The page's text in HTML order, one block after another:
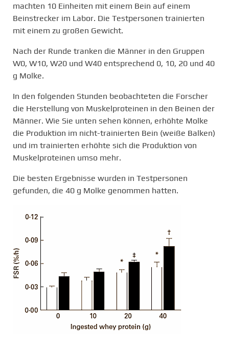
machten 10 Einheiten mit einem Bein auf einem
Beinstrecker im Labor. Die Testpersonen trainierten
mit einem zu großen Gewicht.
Nach der Runde tranken die Männer in den Gruppen
W0, W10, W20 und W40 entsprechend 0, 10, 20 und 40
g Molke.
In den folgenden Stunden beobachteten die Forscher
die Herstellung von Muskelproteinen in den Beinen der
Männer. Wie Sie unten sehen können, erhöhte Molke
die Produktion im nicht-trainierten Bein (weiße Balken)
und im trainierten erhöhte sich die Produktion von
Muskelproteinen umso mehr.
Die besten Ergebnisse wurden in Testpersonen
gefunden, die 40 g Molke genommen hatten.